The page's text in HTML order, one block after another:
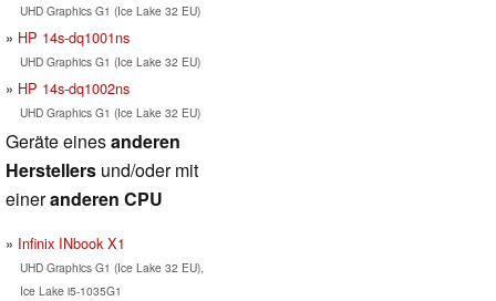
UHD Graphics G1 (Ice Lake 32 EU)
HP 14s-dq1001ns
UHD Graphics G1 (Ice Lake 32 EU)
HP 14s-dq1002ns
UHD Graphics G1 (Ice Lake 32 EU)
Geräte einesanderen
Herstellers und/oder mit
eineranderen CPU
Infinix INbook X1
UHD Graphics G1 (Ice Lake 32 EU),
Ice Lake i5-1035G1